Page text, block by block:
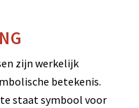
zijn werkelijk
betekenis.
staat symbool voor